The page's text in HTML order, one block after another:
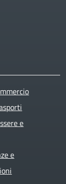
e
e